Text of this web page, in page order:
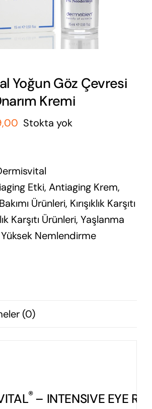
Yoğun Göz Çevresi
Kremi
Şu
₺449,00.
Stokta yok
Etki, Antiaging Krem,
Ürünleri, Kırışıklık Karşıtı
Karşıtı Ürünleri, Yaşlanma
Yüksek Nemlendirme
(0)
®– INTENSIVE EYE